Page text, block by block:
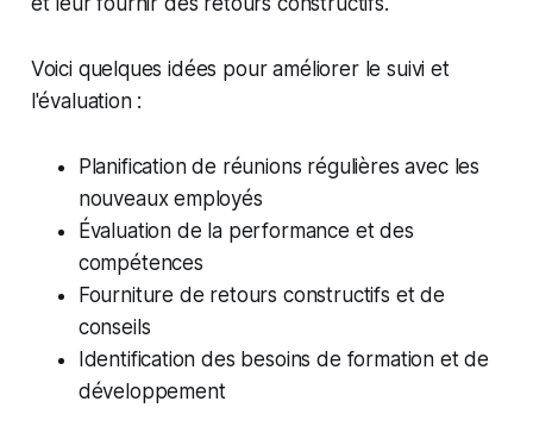
Voici quelques idées pour améliorer le suivi et
l'évaluation :
Planification de réunions régulières avec les
nouveaux employés
Évaluation de la performance et des
compétences
Fourniture de retours constructifs et de
conseils
Identification des besoins de formation et de
développement